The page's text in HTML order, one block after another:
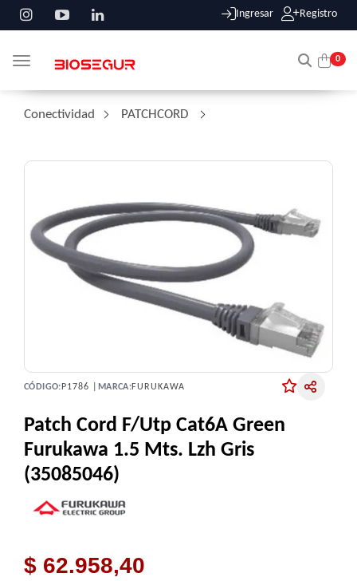
Ingresar Registro
0
Toggle navigation
Conectividad PATCHCORD
CÓDIGO: P1786 | MARCA:FURUKAWA
Patch Cord F/Utp Cat6A Green
Furukawa 1.5 Mts. Lzh Gris
(35085046)
$ 62.958,40